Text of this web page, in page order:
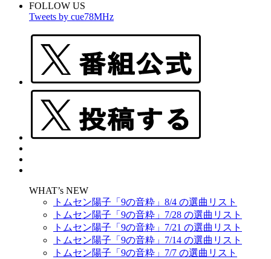
FOLLOW US
Tweets by cue78MHz
WHAT’s NEW
トムセン陽子「9の音粋」8/4 の選曲リスト
トムセン陽子「9の音粋」7/28 の選曲リスト
トムセン陽子「9の音粋」7/21 の選曲リスト
トムセン陽子「9の音粋」7/14 の選曲リスト
トムセン陽子「9の音粋」7/7 の選曲リスト